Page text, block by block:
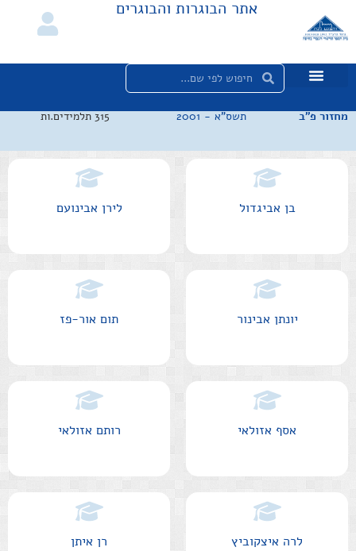
אתר הבוגרות והבוגרים
מחזור פ"ב תשס"א -
2001 315 תלמידים.ות
בן אביגדול לירן אבינועם
יונתן אבינור תום אור-פז
אסף אזולאי רותם אזולאי
לרה איצקוביץ רן איתן